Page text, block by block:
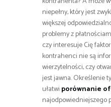
niepełny, który jest
większej
problemy z
czy interesuje Cię
kontrahenci nie są
wierzytelności, czy
jest jawna. Określenie
ułatwi porównanie
najodpowiedniejszego